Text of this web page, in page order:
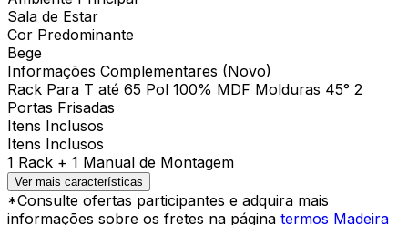
Sala de Estar
Cor Predominante
Bege
Informações Complementares (Novo)
Rack Para T até 65 Pol 100% MDF Molduras 45° 2
Portas Frisadas
Itens Inclusos
Itens Inclusos
1 Rack + 1 Manual de Montagem
Ver mais características
*Consulte ofertas participantes e adquira mais
informações sobre os fretes na página termos Madeira